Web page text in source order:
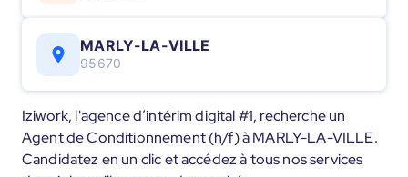
MARLY-LA-VILLE
95670
Iziwork, l'agence d’intérim digital #1, recherche un
Agent de Conditionnement (h/f) à MARLY-LA-VILLE.
Candidatez en un clic et accédez à tous nos services